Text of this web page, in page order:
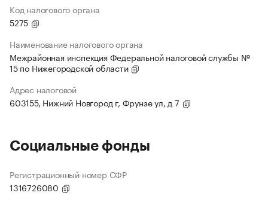
Код налогового органа
5275
Наименование налогового органа
Межрайонная инспекция Федеральной налоговой службы №
15 по Нижегородской области
Адрес налоговой
603155, Нижний Новгород г, Фрунзе ул, д 7
Социальные фонды
Регистрационный номер СФР
1316726080